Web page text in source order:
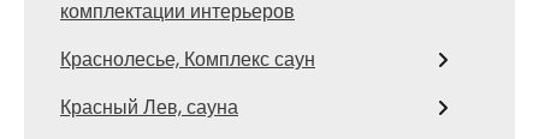
комплектации интерьеров
Краснолесье, Комплекс саун
Красный Лев, сауна